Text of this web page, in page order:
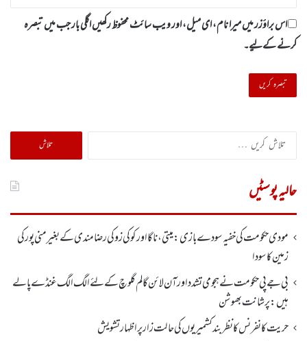
اس براؤزر میں میرا نام، ای میل، اور ویب سائٹ محفوظ رکھیں اگلی بار جب میں تبصرہ
کرنے کےلیے۔
تلاش
کریں
حالیہ پوسٹیں
مودی حکومت کی خفیہ سودے بازی: میتی، ناگا اور کوکی زو کی رضامندی کے بغیر منی پور کی
زمین کا سودا
بی جے پی حکومت نے ہجومی تشدد اورآن لائن گالم گلوچ کے لئے الگ الگ غنڈے پالے
ہیں: پرشانت بھوشن
حریت کانفرنس کا نظر بند کشمیریوں کی حالت زار پر اظہار تشویش